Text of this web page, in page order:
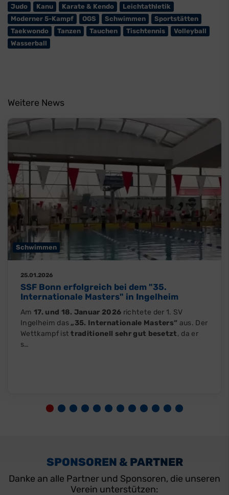
Judo Kanu Karate & Kendo
Leichtathletik
Moderner 5-Kampf
OGS Schwimmen
Sportstätten
Taekwondo
Tanzen Tauchen Tischtennis
Volleyball
Wasserball
Weitere News
Schwimmen
25.01.2026
SSF Bonn erfolgreich bei dem "35.
Internationale Masters" in Ingelheim
Am 17. und 18. Januar 2026 richtete der 1. SV
Ingelheim das „35. Internationale Masters“ aus. Der
Wettkampf isttraditionell sehr gut besetzt, da er
s…
SPONSOREN & PARTNER
Danke an alle Partner und Sponsoren, die unseren
Verein unterstützen: